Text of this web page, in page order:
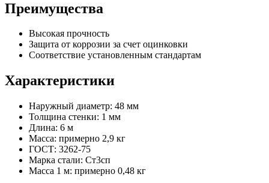
Преимущества
Высокая прочность
Защита от коррозии за счет оцинковки
Соответствие установленным стандартам
Характеристики
Наружный диаметр: 48 мм
Толщина стенки: 1 мм
Длина: 6 м
Масса: примерно 2,9 кг
ГОСТ: 3262-75
Марка стали: Ст3сп
Масса 1 м: примерно 0,48 кг